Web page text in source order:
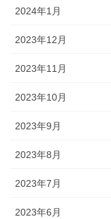
2024年1月
2023年12月
2023年11月
2023年10月
2023年9月
2023年8月
2023年7月
2023年6月